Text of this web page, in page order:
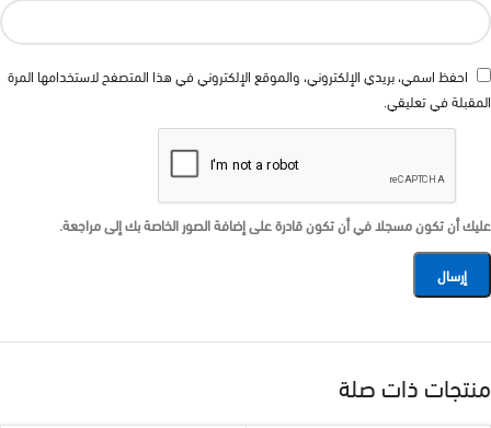
احفظ اسمي، بريدي الإلكتروني، والموقع الإلكتروني في هذا المتصفح لاستخدامها المرة
المقبلة في تعليقي.
عليك أن تكون مسجلا في أن تكون قادرة على إضافة الصور الخاصة بك إلى مراجعة.
منتجات ذات صلة